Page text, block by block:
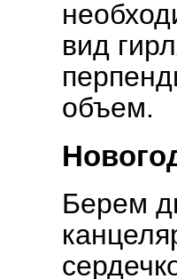
вид
объем.
Берем